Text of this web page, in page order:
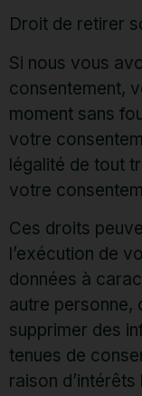
Droit de retirer
Si nous vous
consentement,
moment sans
votre
légalité de tout
votre
Ces droits
l’exécution de
données à
autre personne,
supprimer des
tenues de
raison